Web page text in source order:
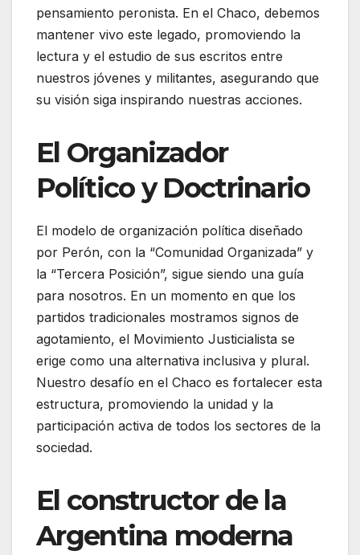
pensamiento peronista. En el Chaco, debemos
mantener vivo este legado, promoviendo la
lectura y el estudio de sus escritos entre
nuestros jóvenes y militantes, asegurando que
su visión siga inspirando nuestras acciones.
El Organizador
Político y Doctrinario
El modelo de organización política diseñado
por Perón, con la “Comunidad Organizada” y
la “Tercera Posición”, sigue siendo una guía
para nosotros. En un momento en que los
partidos tradicionales mostramos signos de
agotamiento, el Movimiento Justicialista se
erige como una alternativa inclusiva y plural.
Nuestro desafío en el Chaco es fortalecer esta
estructura, promoviendo la unidad y la
participación activa de todos los sectores de la
sociedad.
El constructor de la
Argentina moderna